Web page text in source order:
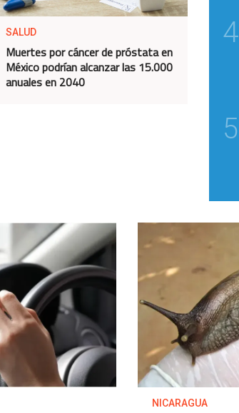
SALUD
Muertes por cáncer de próstata en
México podrían alcanzar las 15.000
anuales en 2040
4
5
NICARAGUA